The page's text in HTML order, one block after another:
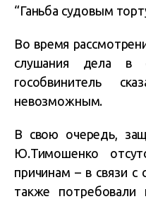
“Ганьба судовым
Во время
слушания дела в
гособвинитель
невозможным.
В свою очередь,
Ю.Тимошенко
причинам – в связи с
также потребовали